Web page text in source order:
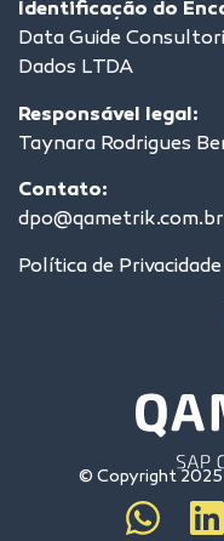
© Copyright
Identificação do
Data Guide
Dados LTDA
Responsável legal:
Taynara Rodrigues
Contato:
dpo@qametrik.com.br
Política de Privacidade